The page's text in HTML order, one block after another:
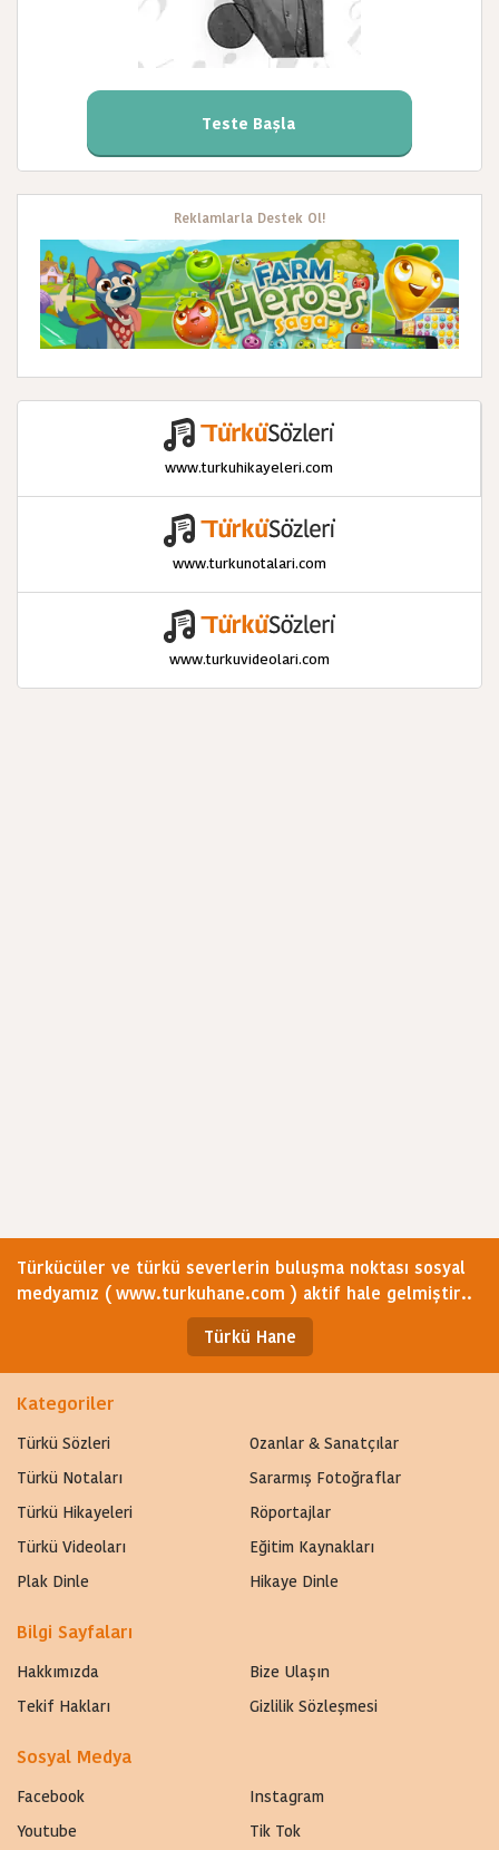
Teste Başla
Reklamlarla Destek Ol!
www.turkuhikayeleri.com
www.turkunotalari.com
www.turkuvideolari.com
Türkücüler ve türkü severlerin buluşma noktası sosyal
medyamız ( www.turkuhane.com ) aktif hale gelmiştir..
Türkü Hane
Kategoriler
Türkü Sözleri
Ozanlar & Sanatçılar
Türkü Notaları
Sararmış Fotoğraflar
Türkü Hikayeleri
Röportajlar
Türkü Videoları
Eğitim Kaynakları
Plak Dinle
Hikaye Dinle
Bilgi Sayfaları
Hakkımızda
Bize Ulaşın
Tekif Hakları
Gizlilik Sözleşmesi
Sosyal Medya
Facebook
Instagram
Youtube
Tik Tok